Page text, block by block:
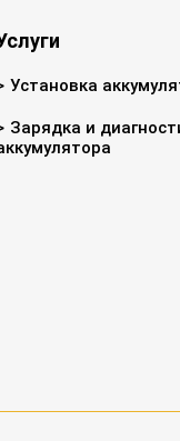
Установка
Зарядка и